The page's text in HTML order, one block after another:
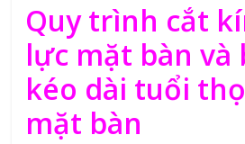
Quy trình cắt
lực mặt bàn và
kéo dài tuổi
mặt bàn